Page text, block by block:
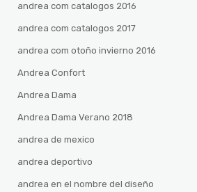
andrea com catalogos 2016
andrea com catalogos 2017
andrea com otoño invierno 2016
Andrea Confort
Andrea Dama
Andrea Dama Verano 2018
andrea de mexico
andrea deportivo
andrea en el nombre del diseño